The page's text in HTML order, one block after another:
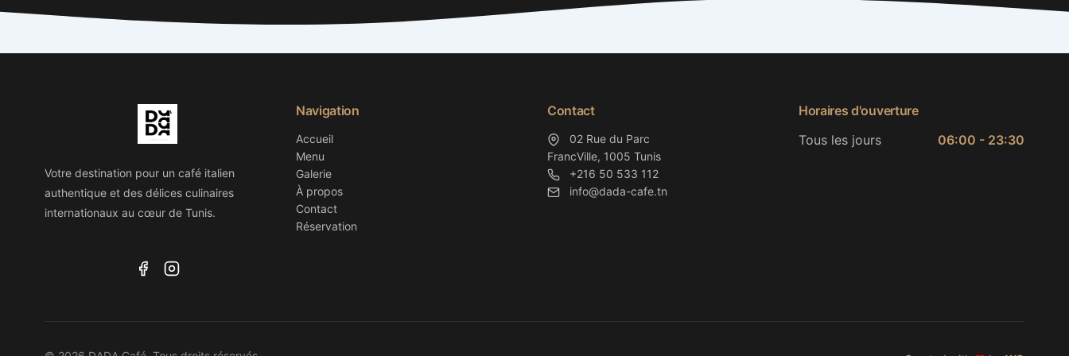
Votre destination pour un café italien
authentique et des délices culinaires
internationaux au cœur de Tunis.
Navigation
Accueil
Menu
Galerie
À propos
Contact
Réservation
Contact
02 Rue du Parc
FrancVille, 1005 Tunis
+216 50 533 112
info@dada-cafe.tn
Horaires d'ouverture
Tous les jours
06:00 - 23:30